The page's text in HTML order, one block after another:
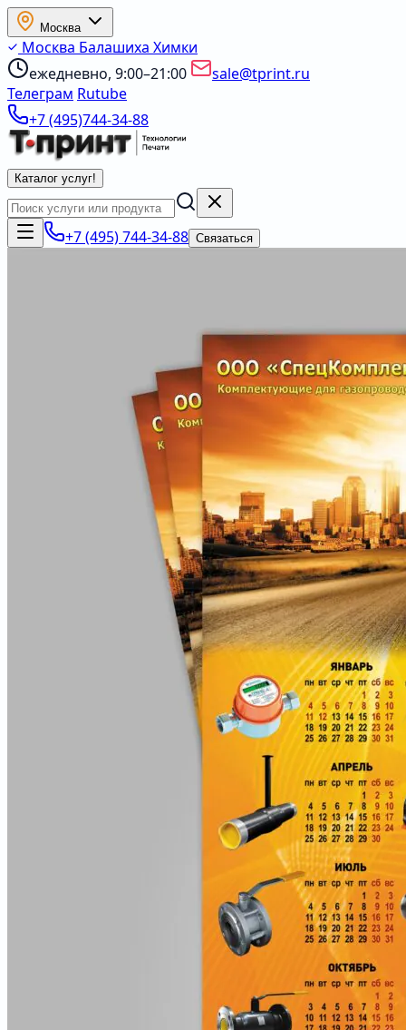
Москва
Москва Балашиха Химки
ежедневно, 9:00–21:00
sale@tprint.ru
Телеграм Rutube
+7 (495)744-34-88
Каталог услуг!
+7 (495) 744-34-88 Связаться